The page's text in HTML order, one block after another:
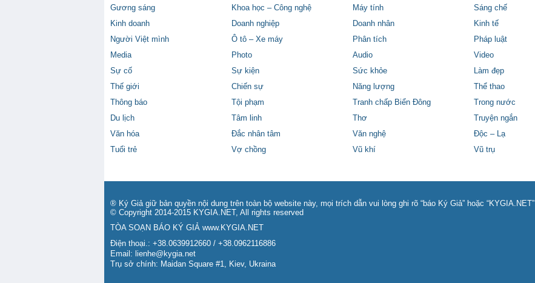
Gương sáng
Khoa học – Công nghệ Máy tính Sáng chế
Kinh doanh
Doanh nghiệp Doanh nhân Kinh tế
Người Việt mình
Ô tô – Xe máy Phân tích Pháp luật
Media
Photo Audio Video
Sự cố
Sự kiện Sức khỏe Làm đẹp
Thế giới
Chiến sự Năng lượng Thể thao
Thông báo
Tội phạm Tranh chấp Biển Đông Trong nước
Du lịch
Tâm linh Thơ Truyện ngắn
Văn hóa
Đắc nhân tâm Văn nghệ Độc – Lạ
Tuổi trẻ
Vợ chồng Vũ khí Vũ trụ
® Ký Giả giữ bản quyền nội dung trên toàn bộ website này, mọi trích dẫn vui lòng ghi rõ “báo Ký Giả” hoặc “KYGIA.NET”
© Copyright 2014-2015 KYGIA.NET, All rights reserved
TÒA SOẠN BÁO KÝ GIẢ www.KYGIA.NET
Điện thoại.: +38.0639912660 / +38.0962116886
Email: lienhe@kygia.net
Trụ sở chính: Maidan Square #1, Kiev, Ukraina